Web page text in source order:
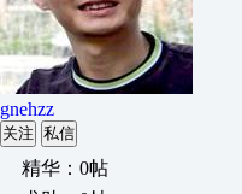
gnehzz
关注 私信
精华：0帖